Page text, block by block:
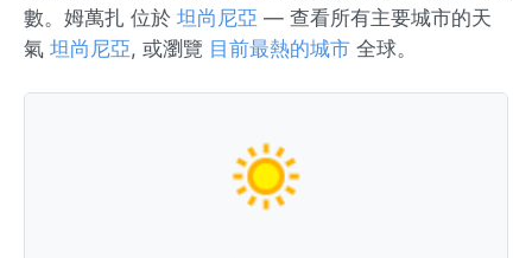
數。姆萬扎 位於 坦尚尼亞 — 查看所有主要城市的天
氣 坦尚尼亞, 或瀏覽 目前最熱的城市 全球。